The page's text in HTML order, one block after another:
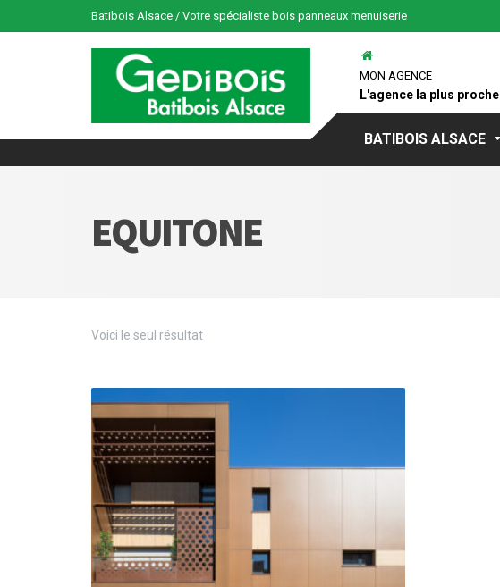
Batibois Alsace / Votre spécialiste bois panneaux menuiserie
BATIBOIS ALSACE
MON AGENCE
L'agence la plus proche
EQUITONE
Voici le seul résultat